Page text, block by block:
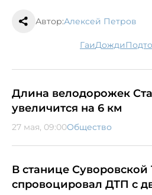
Автор:Алексей Петров
гаи дожди
Длина велодорожек
увеличится на 6 км
27 мая, 09:00Общество
В станице Суворовской
спровоцировал ДТП с